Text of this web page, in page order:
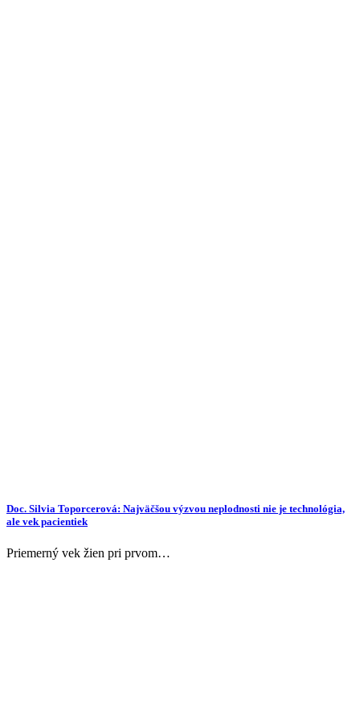
Doc. Silvia Toporcerová: Najväčšou výzvou neplodnosti nie je technológia,
ale vek pacientiek
Priemerný vek žien pri prvom…